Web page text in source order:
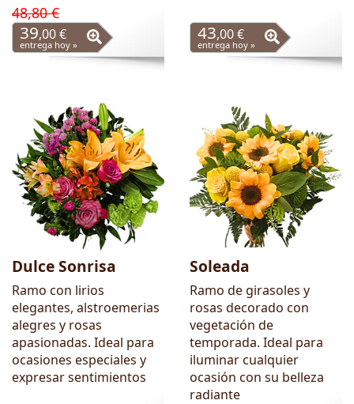
48,80 €
39,00 €
entrega hoy »
43,00 €
entrega hoy »
Dulce Sonrisa
Ramo con lirios
elegantes, alstroemerias
alegres y rosas
apasionadas. Ideal para
ocasiones especiales y
expresar sentimientos
Soleada
Ramo de girasoles y
rosas decorado con
vegetación de
temporada. Ideal para
iluminar cualquier
ocasión con su belleza
radiante